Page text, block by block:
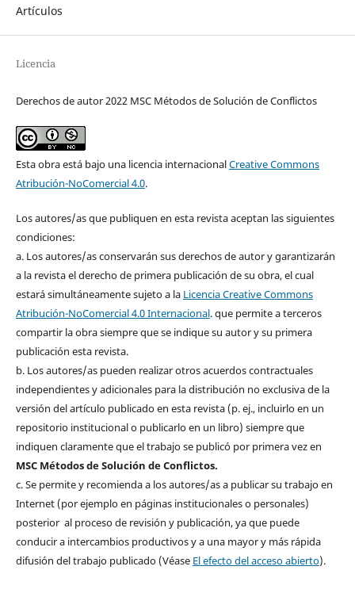
Artículos
Licencia
Derechos de autor 2022 MSC Métodos de Solución de Conflictos
Esta obra está bajo una licencia internacionalCreative Commons
Atribución-NoComercial 4.0.
Los autores/as que publiquen en esta revista aceptan las siguientes
condiciones:
a. Los autores/as conservarán sus derechos de autor y garantizarán
a la revista el derecho de primera publicación de su obra, el cual
estará simultáneamente sujeto a la Licencia Creative Commons
Atribución-NoComercial 4.0 Internacional. que permite a terceros
compartir la obra siempre que se indique su autor y su primera
publicación esta revista.
b. Los autores/as pueden realizar otros acuerdos contractuales
independientes y adicionales para la distribución no exclusiva de la
versión del artículo publicado en esta revista (p. ej., incluirlo en un
repositorio institucional o publicarlo en un libro) siempre que
indiquen claramente que el trabajo se publicó por primera vez en
MSC Métodos de Solución de Conflictos.
c. Se permite y recomienda a los autores/as a publicar su trabajo en
Internet (por ejemplo en páginas institucionales o personales)
posterior al proceso de revisión y publicación, ya que puede
conducir a intercambios productivos y a una mayor y más rápida
difusión del trabajo publicado (Véase El efecto del acceso abierto).